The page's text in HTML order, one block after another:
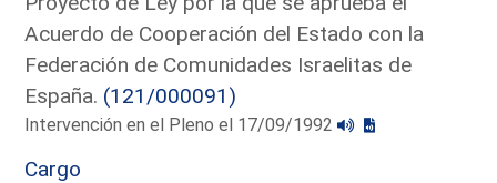
Acuerdo de Cooperación del Estado con la
Federación de Comunidades Israelitas de
España. (121/000091)
Intervención en el Pleno el 17/09/1992
Cargo